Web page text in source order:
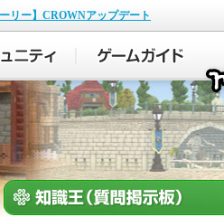
リー】CROWNアップデート